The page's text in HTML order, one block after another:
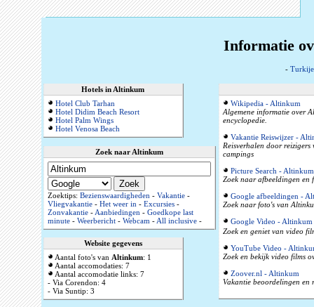
Informatie
- Turkije
Hotels in Altinkum
Hotel Club Tarhan
Hotel Didim Beach Resort
Hotel Palm Wings
Hotel Venosa Beach
Zoek naar Altinkum
Zoektips: Bezienswaardigheden- Vakantie-
Vliegvakantie- Het weer in- Excursies-
Zonvakantie-Aanbiedingen- Goedkope last
minute- Weerbericht- Webcam-All inclusive-
Website gegevens
Aantal foto's van Altinkum: 1
Aantal accomodaties: 7
Aantal accomodatie links: 7
- Via Corendon: 4
- Via Suntip: 3
Wikipedia - Altinkum
Algemene informatie over
encyclopedie.
Vakantie Reiswijzer -
Reisverhalen door reizigers
campings
Picture Search - Altinkum
Zoek naar afbeeldingen en
Google afbeeldingen -
Zoek naar foto's van
Google Video - Altinkum
Zoek en geniet van video
YouTube Video -
Zoek en bekijk video films
Zoover.nl - Altinkum
Vakantie beoordelingen en